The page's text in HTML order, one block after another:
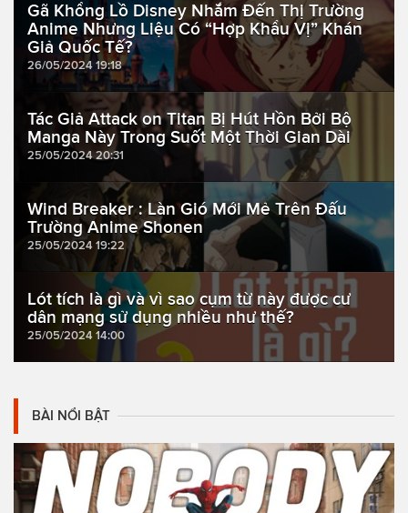
Gã Khổng Lồ Disney Nhắm Đến Thị Trường
Anime Nhưng Liệu Có “Hợp Khẩu Vị” Khán
Giả Quốc Tế?
26/05/2024 19:18
Tác Giả Attack on Titan Bị Hút Hồn Bởi Bộ
Manga Này Trong Suốt Một Thời Gian Dài
25/05/2024 20:31
Wind Breaker : Làn Gió Mới Mẻ Trên Đấu
Trường Anime Shonen
25/05/2024 19:22
Lót tích là gì và vì sao cụm từ này được cư
dân mạng sử dụng nhiều như thế?
25/05/2024 14:00
BÀI NỔI BẬT